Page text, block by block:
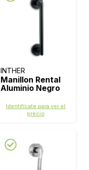
INTHER
Manillon Rental
Aluminio Negro
Identifícate para ver el
precio